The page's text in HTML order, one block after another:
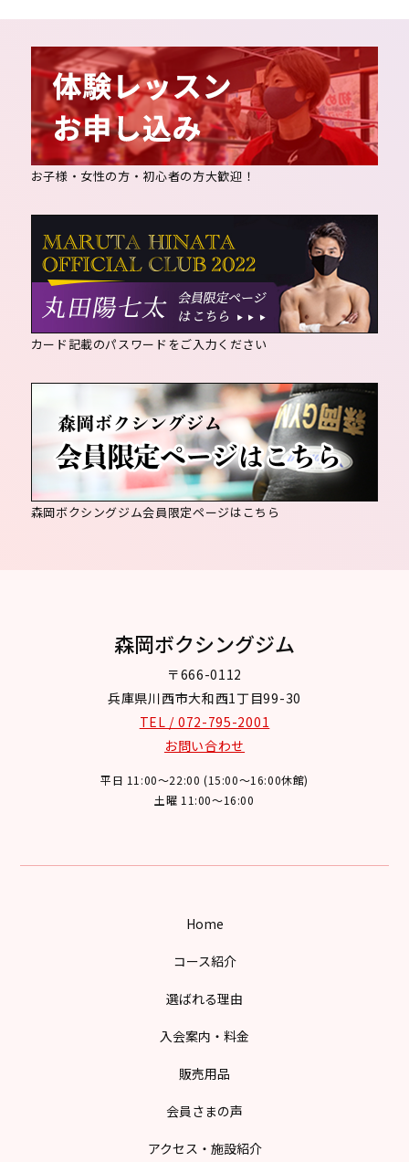
お子様・女性の方・初心者の方大歓迎！
カード記載のパスワードをご入力ください
森岡ボクシングジム会員限定ページはこちら
森岡ボクシングジム
〒666-0112
兵庫県川西市大和西1丁目99-30
TEL / 072-795-2001
お問い合わせ
平日 11:00～22:00 (15:00～16:00休館)
土曜 11:00～16:00
Home
コース紹介
選ばれる理由
入会案内・料金
販売用品
会員さまの声
アクセス・施設紹介